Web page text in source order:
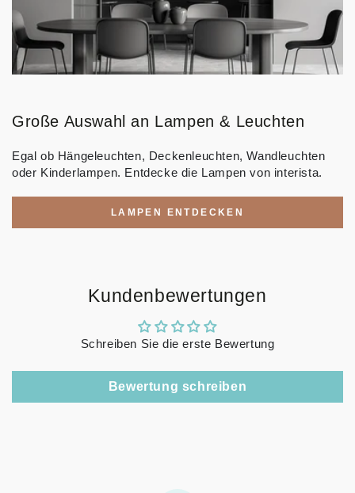
Große Auswahl an Lampen & Leuchten
Egal ob Hängeleuchten, Deckenleuchten, Wandleuchten
oder Kinderlampen. Entdecke die Lampen von interista.
LAMPEN ENTDECKEN
Kundenbewertungen
Schreiben Sie die erste Bewertung
Bewertung schreiben